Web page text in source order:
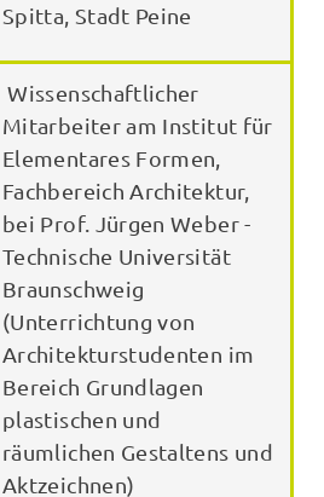
Spitta, Stadt Peine
Wissenschaftlicher
Mitarbeiter am Institut für
Elementares Formen,
Fachbereich Architektur,
bei Prof. Jürgen Weber -
Technische Universität
Braunschweig
(Unterrichtung von
Architekturstudenten im
Bereich Grundlagen
plastischen und
räumlichen Gestaltens und
Aktzeichnen)